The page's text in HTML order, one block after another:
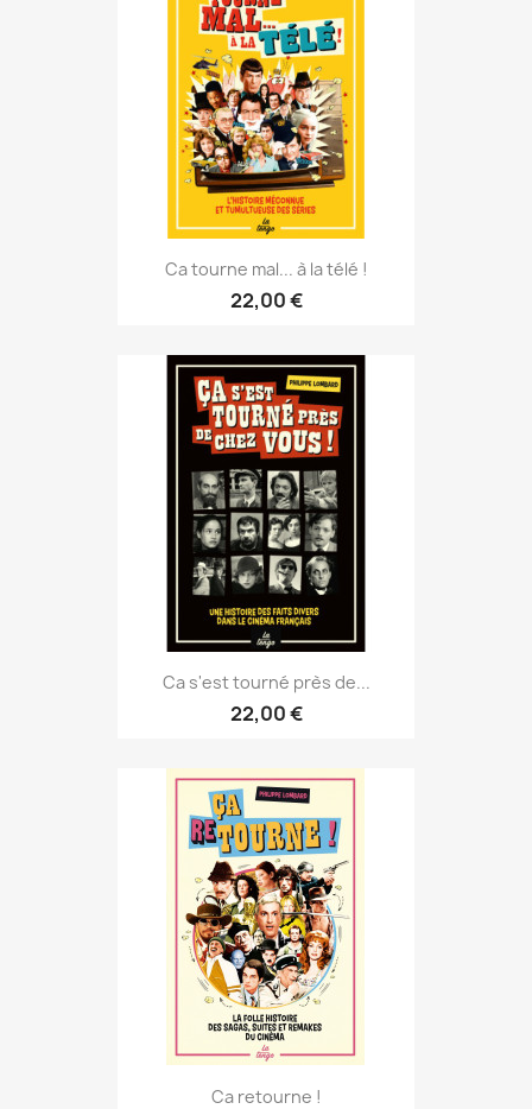
Ca tourne mal... à la télé !
22,00 €
Ca s'est tourné près de...
22,00 €
Ca retourne !